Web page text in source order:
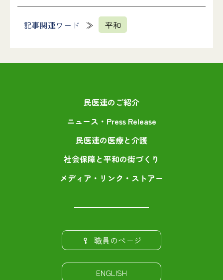
記事関連ワード 平和
民医連のご紹介
ニュース・Press Release
民医連の医療と介護
社会保障と平和の街づくり
メディア・リンク・ストアー
職員のページ
ENGLISH